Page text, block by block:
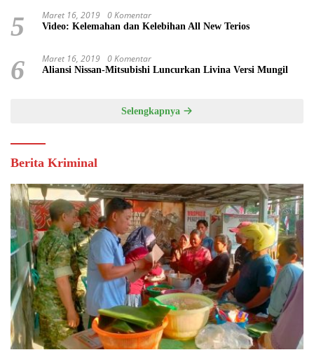
5 Maret 16, 2019 0 Komentar
Video: Kelemahan dan Kelebihan All New Terios
6 Maret 16, 2019 0 Komentar
Aliansi Nissan-Mitsubishi Luncurkan Livina Versi Mungil
Selengkapnya
Berita Kriminal